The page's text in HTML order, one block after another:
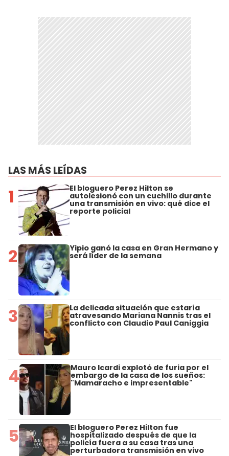
LAS MÁS LEÍDAS
1 El bloguero Perez Hilton se
autolesionó con un cuchillo durante
una transmisión en vivo: qué dice el
reporte policial
2 Yipio ganó la casa en Gran Hermano y
será líder de la semana
3 La delicada situación que estaría
atravesando Mariana Nannis tras el
conflicto con Claudio Paul Caniggia
4 Mauro Icardi explotó de furia por el
embargo de la casa de los sueños:
"Mamaracho e impresentable"
5 El bloguero Perez Hilton fue
hospitalizado después de que la
policía fuera a su casa tras una
perturbadora transmisión en vivo